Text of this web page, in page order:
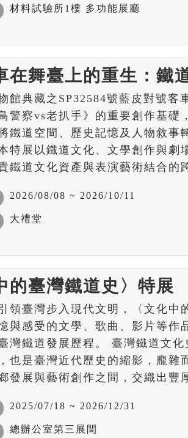
材料試驗所1樓 多功能展廳
在舞臺上的重生：鐵
館典藏之SP32584號藍皮對號客
警察vs老扒手》的重要創作基礎
鐵道空間、歷史記憶及人物敘事
特展以鐵道文化、文學創作與劇
鐵道文化資產與表演藝術結合的
2026/08/08 ~ 2026/10/11
大禮堂
的臺灣鐵道史〉特展
領臺灣步入現代文明，〈文化中
與感受的文學、歌曲、影片等作
灣鐵道發展歷程。 臺灣鐵道文
也是臺灣近代歷史的縮影，龐雜
發展與藝術創作之間，交織出豐
2025/07/18 ~ 2026/12/31
總辦公室第三展間